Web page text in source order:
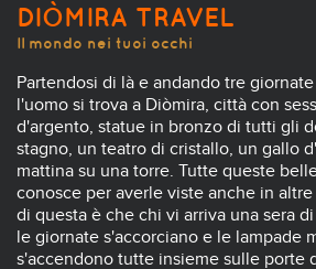
DIÒMIRA TRAVEL
Il mondo nei tuoi occhi
Partendosi di là e andando tre
l'uomo si trova a Diòmira, città con
d'argento, statue in bronzo di tutti gli
stagno, un teatro di cristallo, un gallo
mattina su una torre. Tutte queste
conosce per averle viste anche in
di questa è che chi vi arriva una sera
le giornate s'accorciano e le lampade
s'accendono tutte insieme sulle porte